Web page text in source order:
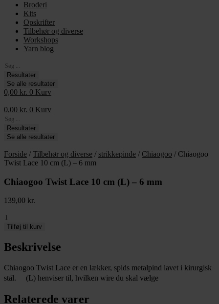
Broderi
Kits
Opskrifter
Tilbehør og diverse
Workshops
Yarn blog
Search
...Resultater
Se alle resultater
0,00 kr. 0 Kurv
0,00 kr. 0 Kurv
Search
...Resultater
Se alle resultater
Forside / Tilbehør og diverse / strikkepinde / Chiaogoo / Chiaogoo
Twist Lace 10 cm (L) – 6 mm
Chiaogoo Twist Lace 10 cm (L) – 6 mm
139,00 kr.
Chiaogoo
Twist
10
cm
-
6
antal
Tilføj til kurv
Beskrivelse
Chiaogoo Twist Lace er en lækker, spids metalpind lavet i kirurgisk
stål. (L) henviser til, hvilken wire du skal vælge
Relaterede varer